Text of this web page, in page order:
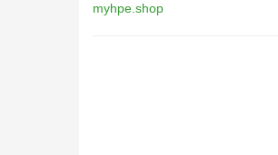
myhpe.shop